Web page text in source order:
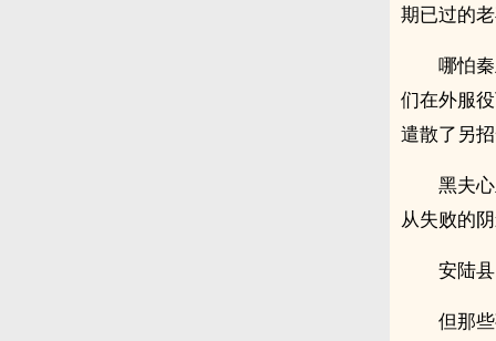
期已过的
哪怕
们在外服
遣散了另
黑夫
从失败的
安陆
但那